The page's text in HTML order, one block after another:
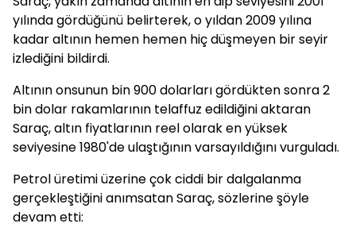
yılında gördüğünü belirterek, o yıldan 2009 yılına
kadar altının hemen hemen hiç düşmeyen bir seyir
izlediğini bildirdi.
Altının onsunun bin 900 dolarları gördükten sonra 2
bin dolar rakamlarının telaffuz edildiğini aktaran
Saraç, altın fiyatlarının reel olarak en yüksek
seviyesine 1980'de ulaştığının varsayıldığını vurguladı.
Petrol üretimi üzerine çok ciddi bir dalgalanma
gerçekleştiğini anımsatan Saraç, sözlerine şöyle
devam etti: